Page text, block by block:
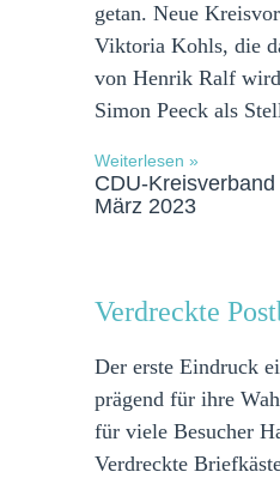
getan. Neue
Viktoria Kohls, die
von Henrik Ralf
Simon Peeck als
Weiterlesen »
CDU-
März 2023
Verdreckte
Der erste Eindruck
prägend für ihre
für viele Besucher
Verdreckte